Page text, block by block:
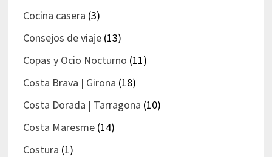
Cocina casera (3)
Consejos de viaje(13)
Copas y Ocio Nocturno (11)
Costa Brava | Girona (18)
Costa Dorada | Tarragona (10)
Costa Maresme(14)
Costura (1)